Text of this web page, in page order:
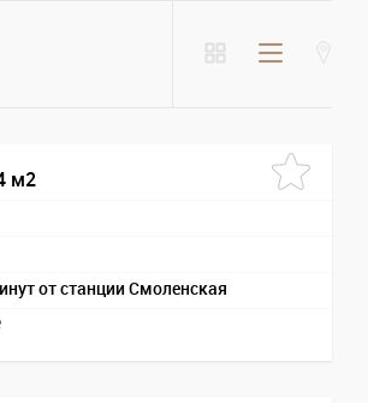
м2
от станции Смоленская